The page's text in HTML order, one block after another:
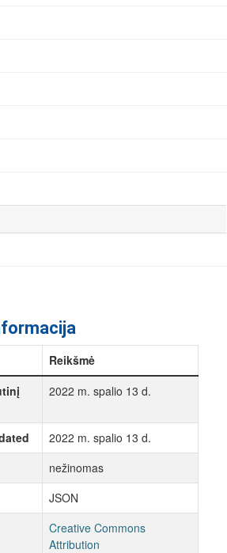
Reikšmė
2022 m. spalio 13 d.
2022 m. spalio 13 d.
nežinomas
JSON
Creative Commons
Attribution